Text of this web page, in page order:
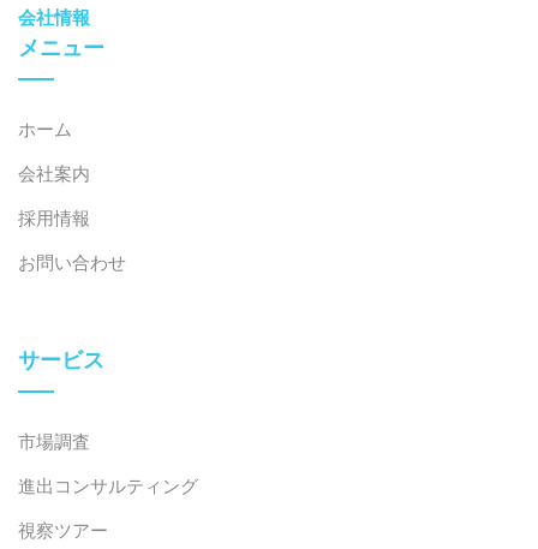
ご不明な点がございましたら、お気軽にお問い合わせ
ください。.
info@b-company.jp
会社情報
メニュー
ホーム
会社案内
採用情報
お問い合わせ
サービス
市場調査
進出コンサルティング
視察ツアー